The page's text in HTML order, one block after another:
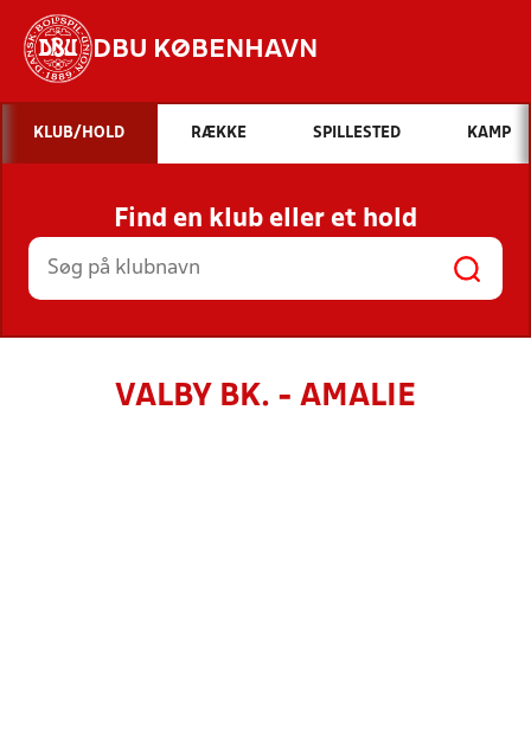
DBU KØBENHAVN
Hvad vil du søge efter?
INDHOLD OG NYHEDER
STILLINGER, RESULTATER, KLUBBER OG
HOLD
KLUB/HOLD RÆKKE SPILLESTED KAMP
Find en klub eller et hold
VALBY BK. - AMALIE